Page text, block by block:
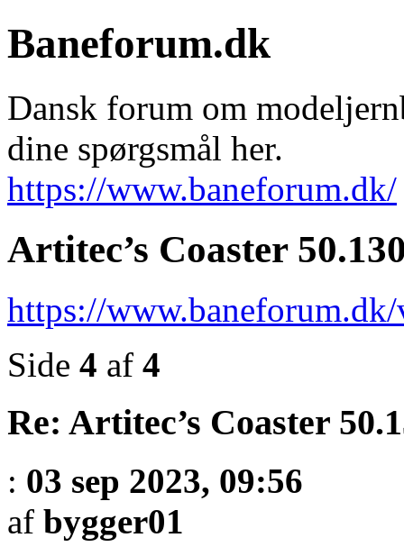
Baneforum.dk
Dansk forum om
dine spørgsmål her.
https://www.baneforum.dk/
Artitec’s Coaster
https://
Side 4 af 4
Re: Artitec’s Coaster
: 03 sep 2023, 09:56
af bygger01